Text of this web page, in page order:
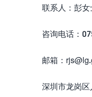
联系人：彭女
咨询电话：
邮箱：
深圳市龙岗区